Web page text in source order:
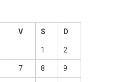
V S D
1 2
7 8 9